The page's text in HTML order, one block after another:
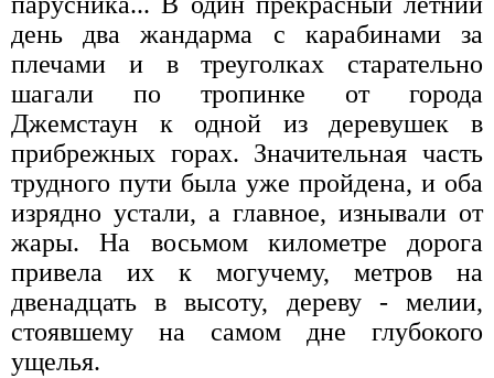
день два жандарма с карабинами за
плечами и в треуголках старательно
шагали по тропинке от города
Джемстаун к одной из деревушек в
прибрежных горах. Значительная часть
трудного пути была уже пройдена, и оба
изрядно устали, а главное, изнывали от
жары. На восьмом километре дорога
привела их к могучему, метров на
двенадцать в высоту, дереву - мелии,
стоявшему на самом дне глубокого
ущелья.